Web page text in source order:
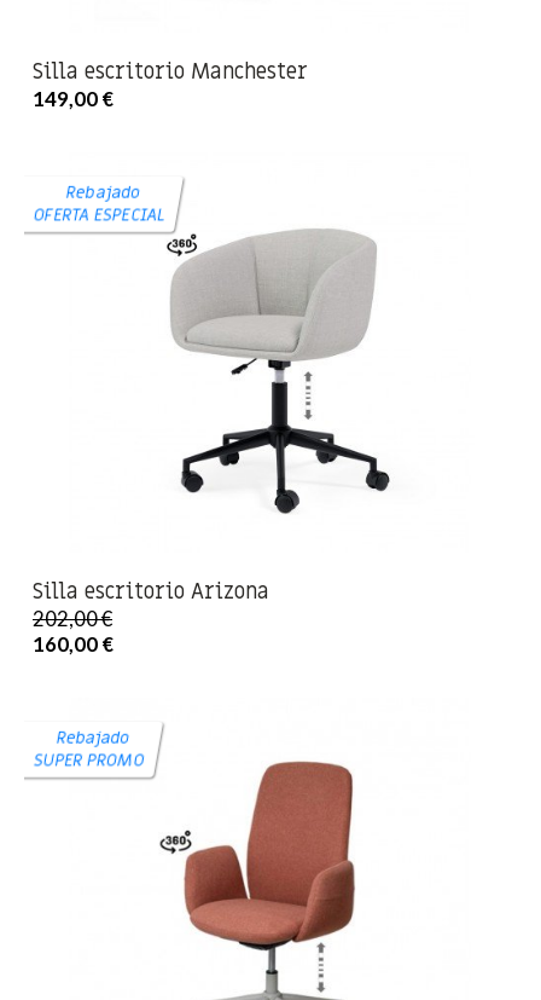
Silla escritorio Manchester
149,00 €
Silla escritorio Arizona
202,00 €
160,00 €
Rebajado
OFERTA ESPECIAL
Rebajado
SUPER PROMO